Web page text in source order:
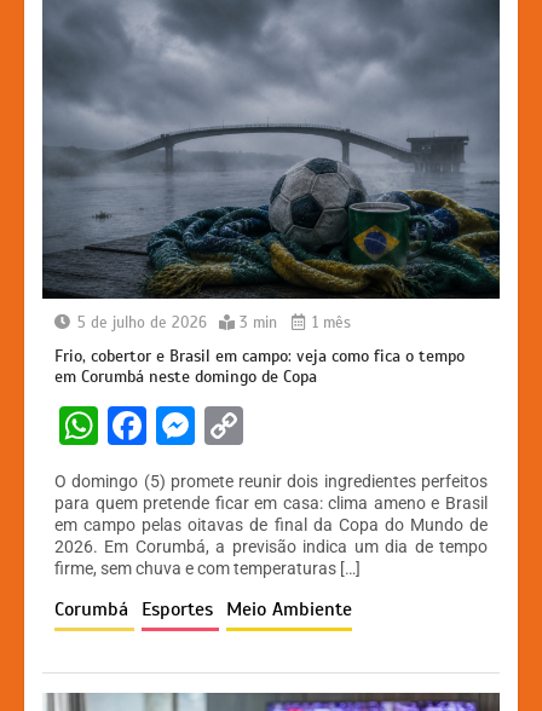
5 de julho de 2026 3 min 1 mês
Frio, cobertor e Brasil em campo: veja como fica o tempo
em Corumbá neste domingo de Copa
W
h
at
s
A
p
F
a
c
e
b
o
k
M
s
s
e
n
er
p
y
Li
n
O domingo (5) promete reunir dois ingredientes perfeitos
para quem pretende ficar em casa: clima ameno e Brasil
em campo pelas oitavas de final da Copa do Mundo de
2026. Em Corumbá, a previsão indica um dia de tempo
firme, sem chuva e com temperaturas […]
Corumbá Esportes Meio Ambiente